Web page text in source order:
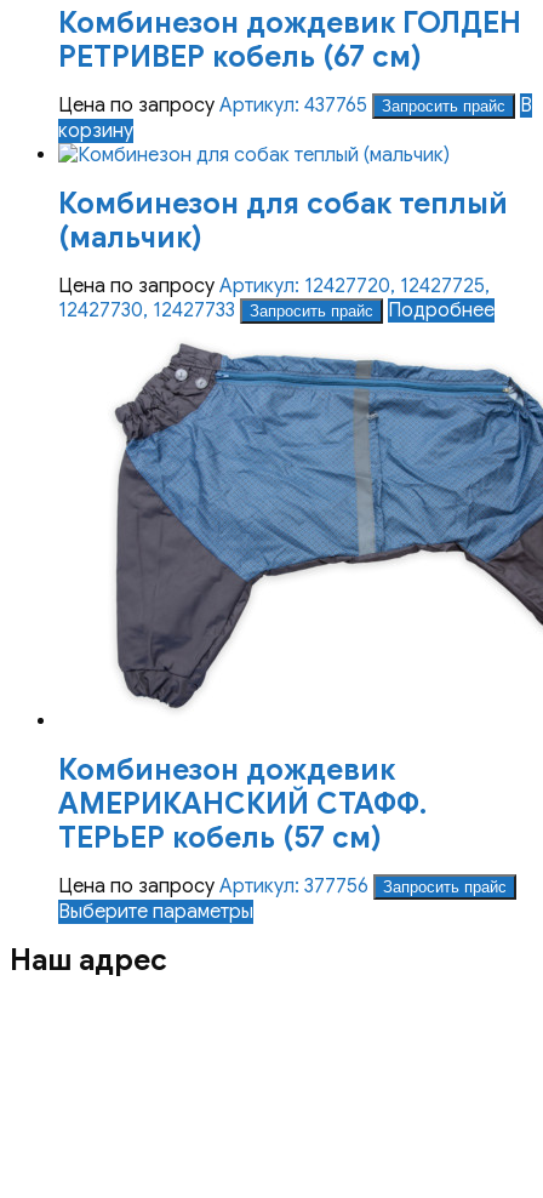
Комбинезон дождевик ГОЛДЕН
РЕТРИВЕР кобель (67 см)
Цена по запросу Артикул: 437765 Запросить прайс
В
корзину
Комбинезон для собак теплый
(мальчик)
Цена по запросу Артикул: 12427720, 12427725,
12427730, 12427733
Запросить прайс Подробнее
Комбинезон дождевик
АМЕРИКАНСКИЙ СТАФФ.
ТЕРЬЕР кобель (57 см)
Цена по запросу Артикул: 377756 Запросить прайс
Выберите параметры
Наш адрес